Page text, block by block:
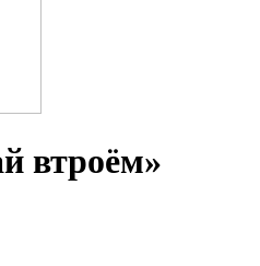
втроём»